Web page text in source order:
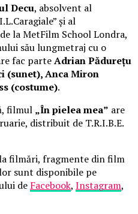
Decu, absolvent al
și al
la MetFilm School Londra,
său lungmetraj cu o
fac parteAdrian Pădurețu
(sunet), Anca Miron
(costume).
filmul „În pielea mea” are
distribuit de T.R.I.B.E.
filmări, fragmente din film
sunt disponibile pe
de Facebook, Instagram,